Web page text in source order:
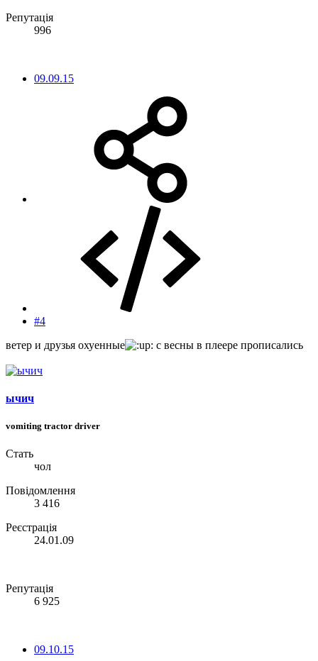
Репутація
996
09.09.15
#4
ветер и друзья охуенные
с весны в плеере прописались
ычич
vomiting tractor driver
Стать
чол
Повідомлення
3 416
Реєстрація
24.01.09
Репутація
6 925
09.10.15